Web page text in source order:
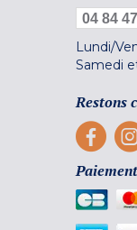
04 84
Lundi/
Samedi
Restons